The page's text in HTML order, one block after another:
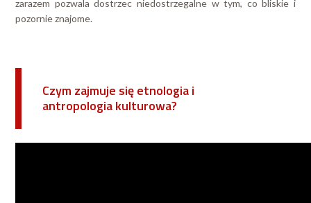
zarazem pozwala dostrzec niedostrzegalne w tym, co bliskie i
pozornie znajome.
Czym zajmuje się etnologia i
antropologia kulturowa?